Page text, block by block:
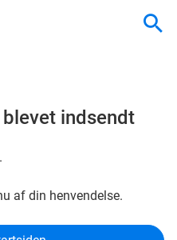
indsendt
af din henvendelse.